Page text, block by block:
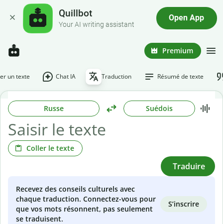
Quillbot
Your AI writing assistant
Open App
Premium
un texte Chat IA Traduction Résumé de texte
Russe Suédois
Coller le texte
Traduire
Recevez des conseils culturels avec
chaque traduction. Connectez-vous pour
que vos mots résonnent, pas seulement
se traduisent.
S’inscrire